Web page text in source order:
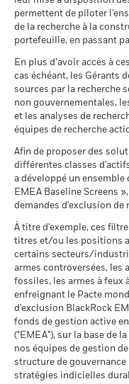
(%) GBP
Indice de
référence
(%) USD
La performance
frais courants. Les frais
dans le calcul.
Les chiffres indiqués
passées.Les
fiable des
évoluer très
façon dont le fonds a été
La performance est
d’inventaire (VNI), avec
Le rendement de votre
diminuer en raison des
investissement est
utilisée dans le calcul
Blackrock
les ventes ne suffisent
investissements du
Catégorie Morningstar
Liquidité du fonds
SEDOL
Scénarios
Minimal Il
Tension
Ce
Défavorable
Ce
Intermédiaire
Ce
Favorable
Ce
Le scénario de tension
dans des situations de
MSCI - Armes
au 30/juin/2026
MSCI - Armes nucléaires
au 30/juin/2026
MSCI - Armes à feu
au 30/juin/2026
MSCI - Tabac
au 30/juin/2026
MSCI - Contrevenants
Pacte mondial des
Unies
au 30/juin/2026
MSCI - Charbon
au 30/juin/2026
MSCI - Sables
au 30/juin/2026
Données sur la
participation aux
d'activité
au 30/juin/2026
BlackRock
Report
AGG (en)
AGG (fr)
BlackRock
(English)
BlackRock
(French -
BlackRock
(French -
permettent de piloter
de la recherche à la
portefeuille, en passant
En plus d’avoir accès à
cas échéant, les Gérants
sources par la recherche
non gouvernementales,
et les analyses de
équipes de recherche
Afin de proposer des
différentes classes
a développé un
EMEA Baseline Screens
demandes d'exclusion de
À titre d'exemple, ces
titres et/ou les positions
certains secteurs/
armes controversées, les
fossiles, les armes à feux
enfreignant le Pacte
d'exclusion BlackRock
fonds de gestion active
("EMEA"), sur la base de
nos équipes de gestion
structure de
stratégies indicielles